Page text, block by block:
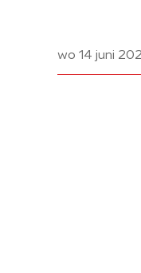
wo 14 juni